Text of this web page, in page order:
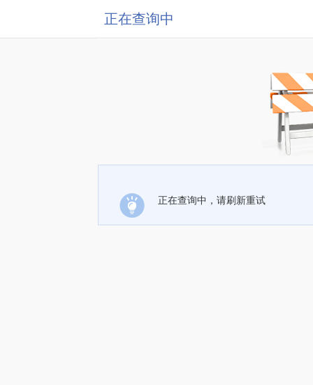
正在查询中
正在查询中，请刷新重试